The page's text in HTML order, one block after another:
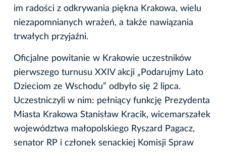
im radości z odkrywania piękna Krakowa, wielu
niezapomnianych wrażeń, a także nawiązania
trwałych przyjaźni.
Oficjalne powitanie w Krakowie uczestników
pierwszego turnusu XXIV akcji „Podarujmy Lato
Dzieciom ze Wschodu” odbyło się 2 lipca.
Uczestniczyli w nim: pełniący funkcję Prezydenta
Miasta Krakowa Stanisław Kracik, wicemarszałek
województwa małopolskiego Ryszard Pagacz,
senator RP i członek senackiej Komisji Spraw